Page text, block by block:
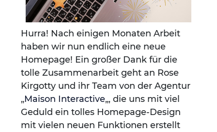
Hurra! Nach einigen Monaten Arbeit
haben wir nun endlich eine neue
Homepage! Ein großer Dank für die
tolle Zusammenarbeit geht an Rose
Kirgotty und ihr Team von der Agentur
„Maison Interactive„, die uns mit viel
Geduld ein tolles Homepage-Design
mit vielen neuen Funktionen erstellt